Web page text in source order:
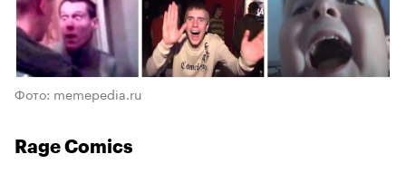
Фото: memepedia.ru
Rage Comics